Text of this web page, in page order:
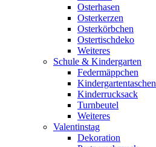
Osterhasen
Osterkerzen
Osterkörbchen
Ostertischdeko
Weiteres
Schule & Kindergarten
Federmäppchen
Kindergartentaschen
Kinderrucksack
Turnbeutel
Weiteres
Valentinstag
Dekoration